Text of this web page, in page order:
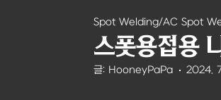
Spot Welding/AC Spot
스폿용접용
글: HooneyPaPa 2024.